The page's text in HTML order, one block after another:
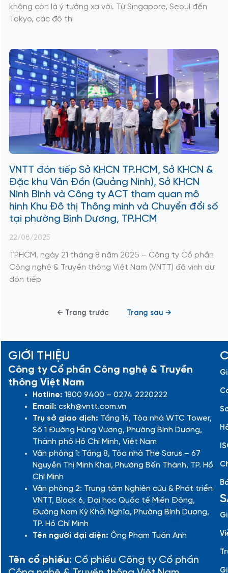
không còn là ý tưởng xa vời. Từ Singapore, Seoul đến
Tokyo, các đô thị
VNTT đón tiếp Sở KHCN TP.HCM, Sở KHCN &
Đặc khu Vân Đồn (Quảng Ninh), Sở KHCN
Ninh Bình và Công ty ACT tham quan mô
hình Khu Đô thị Thông minh và Chuyển đổi số
tại phường Bình Dương, TP.HCM
22/08/2025
TPHCM, ngày 21 tháng 8 năm 2025 – Công ty Cổ phần
Công nghệ & Truyền thông Việt Nam (VNTT) đã vinh dự
đón tiếp
← Trang trước Trang sau →
GIỚI THIỆU
Công ty Cổ phần Công nghệ & Truyền
thông Việt Nam
Hotline: 1800 9400 – 0274 2220222
Email: cskh@vntt.com.vn
Trụ sở giao dịch: Tầng 16, Tòa nhà WTC Tower,
Số 1 Đường Hùng Vương, Phường Bình Dương,
Thành phố Hồ Chí Minh, Việt Nam
Văn phòng 1: Tầng 8, Tòa nhà The Sarus – 67
Nguyễn Thị Minh Khai, Phường Bến Thành, TP. Hồ
Chí Minh
Văn phòng 2: Trung tâm Nghiên cứu & Phát triển
VNTT, Block 6, Đại học Quốc tế Miền Đông,
Đường Nam Kỳ Khởi Nghĩa, Phường Bình Dương,
TP. Hồ Chí Minh
Tên người đại diện: Ông Phạm Tuấn Anh
Tên cổ phiếu: Cổ phiếu Công ty Cổ phần